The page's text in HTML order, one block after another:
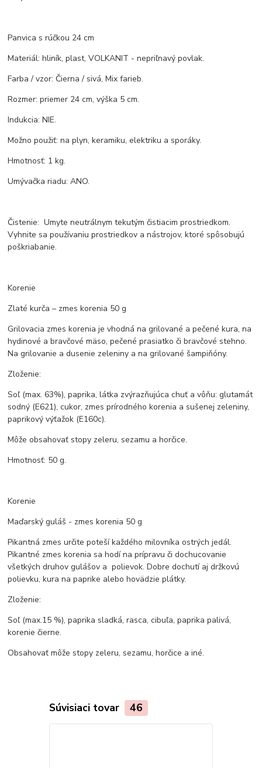
Panvica s rúčkou 24 cm
Materiál: hliník, plast, VOLKANIT - nepriľnavý povlak.
Farba / vzor: Čierna / sivá, Mix farieb.
Rozmer: priemer 24 cm, výška 5 cm.
Indukcia: NIE.
Možno použiť: na plyn, keramiku, elektriku a sporáky.
Hmotnosť: 1 kg.
Umývačka riadu: ANO.
Čistenie: Umyte neutrálnym tekutým čistiacim prostriedkom.
Vyhnite sa používaniu prostriedkov a nástrojov, ktoré spôsobujú
poškriabanie.
Korenie
Zlaté kurča – zmes korenia 50 g
Grilovacia zmes korenia je vhodná na grilované a pečené kura, na
hydinové a bravčové mäso, pečené prasiatko či bravčové stehno.
Na grilovanie a dusenie zeleniny a na grilované šampiňóny.
Zloženie:
Soľ (max. 63%), paprika, látka zvýrazňujúca chuť a vôňu: glutamát
sodný (E621), cukor, zmes prírodného korenia a sušenej zeleniny,
paprikový výťažok (E160c).
Môže obsahovať stopy zeleru, sezamu a horčice.
Hmotnosť: 50 g.
Korenie
Maďarský guláš - zmes korenia 50 g
Pikantná zmes určite poteší každého milovníka ostrých jedál.
Pikantné zmes korenia sa hodí na prípravu či dochucovanie
všetkých druhov gulášov a polievok. Dobre dochutí aj držkovú
polievku, kura na paprike alebo hovädzie plátky.
Zloženie:
Soľ (max.15 %), paprika sladká, rasca, cibuľa, paprika palivá,
korenie čierne.
Obsahovať môže stopy zeleru, sezamu, horčice a iné.
Súvisiaci tovar 46